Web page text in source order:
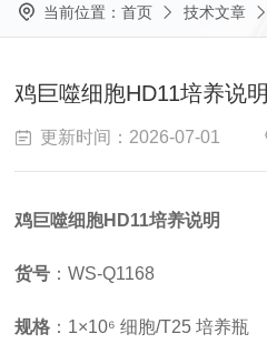
当前位置： 首页 技术文章
鸡巨噬细胞HD11培养说明
更新时间：2026-07-01
鸡巨噬细胞HD11培养说明
货号 ：WS-Q1168
规格 ： 1×10⁶ 细胞/T25 培养瓶